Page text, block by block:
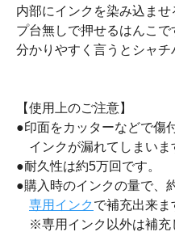
内部にインクを染み込ま
プ台無しで押せるはんこで
分かりやすく言うとシャチ
【使用上のご注意】
●印面をカッターなどで傷
インクが漏れてしまいま
●耐久性は約5万回です。
●購入時のインクの量で、
専用インク で補充出来ま
※専用インク以外は補充